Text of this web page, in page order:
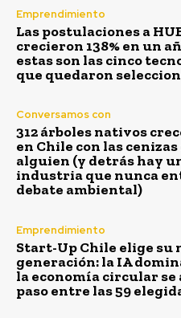
Emprendimiento
Las postulaciones a
crecieron 138% en un
estas son las cinco
que quedaron
Conversamos con
312 árboles nativos
en Chile con las cenizas
alguien (y detrás hay
industria que nunca
debate ambiental)
Emprendimiento
Start-Up Chile elige su
generación: la IA
la economía circular se
paso entre las 59